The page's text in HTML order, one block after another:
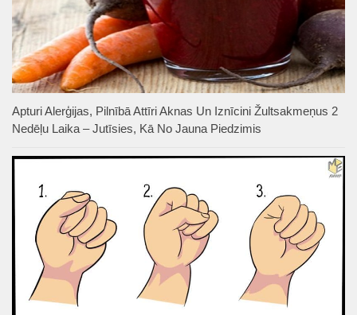
Apturi Alerģijas, Pilnībā Attīri Aknas Un Iznīcini Žultsakmeņus 2
Nedēļu Laika – Jutīsies, Kā No Jauna Piedzimis